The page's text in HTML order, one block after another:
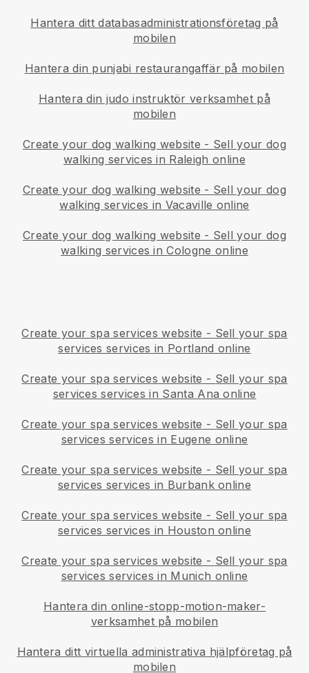
Hantera ditt databasadministrationsföretag på
mobilen
Hantera din punjabi restaurangaffär på mobilen
Hantera din judo instruktör verksamhet på
mobilen
Create your dog walking website - Sell your dog
walking services in Raleigh online
Create your dog walking website - Sell your dog
walking services in Vacaville online
Create your dog walking website - Sell your dog
walking services in Cologne online
Create your spa services website - Sell your spa
services services in Portland online
Create your spa services website - Sell your spa
services services in Santa Ana online
Create your spa services website - Sell your spa
services services in Eugene online
Create your spa services website - Sell your spa
services services in Burbank online
Create your spa services website - Sell your spa
services services in Houston online
Create your spa services website - Sell your spa
services services in Munich online
Hantera din online-stopp-motion-maker-
verksamhet på mobilen
Hantera ditt virtuella administrativa hjälpföretag på
mobilen